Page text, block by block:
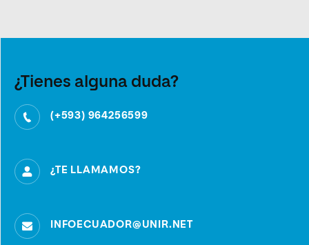
¿Tienes alguna duda?
(+593) 964256599
¿TE LLAMAMOS?
INFOECUADOR@UNIR.NET